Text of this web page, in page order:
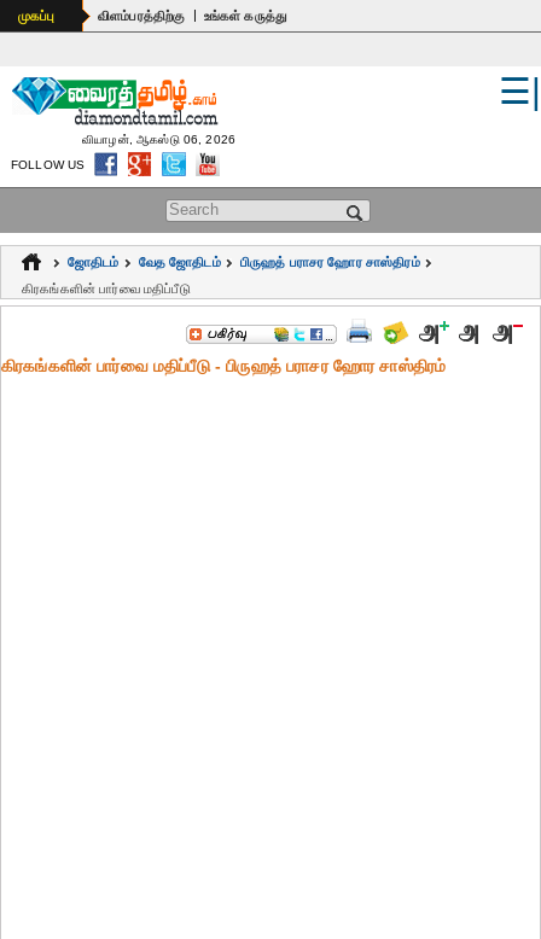
உலகம்
பொதுஅறிவு
கல்வி
ஆன்மிகம்
முகப்பு விளம்பரத்திற்கு | உங்கள் கருத்து
Search form
☰|
வியாழன், ஆகஸ்டு 06, 2026
FOLLOW US
ஜோதிடம் வேத ஜோதிடம்
பிருஹத் பராசர ஹோர சாஸ்திரம்
கிரகங்களின் பார்வை மதிப்பீடு
கிரகங்களின் பார்வை மதிப்பீடு - பிருஹத் பராசர ஹோர சாஸ்திரம்